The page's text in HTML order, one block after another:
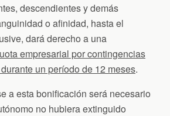
descendientes y demás
o afinidad, hasta el
dará derecho a una
empresarial por contingencias
un período de 12 meses.
a esta bonificación será necesario
no hubiera extinguido